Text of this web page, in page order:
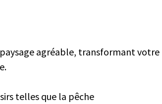
agréable, transformant votre
telles que la pêche